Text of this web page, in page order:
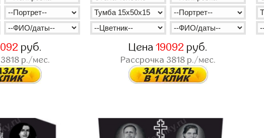
руб.
3818р./мес.
Цена19092 руб.
Рассрочка 3818 р./мес.